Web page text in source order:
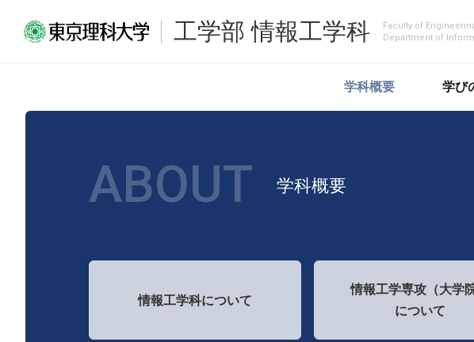
工学部 情報工学科
Faculty of
Department of
学科概要 学び
ABOUT 学科概要
情報工学科について
情報工学専攻 （大学
について